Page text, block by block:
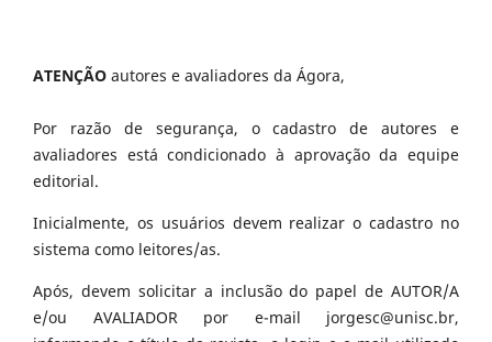
ATENÇÃO autores e avaliadores da Ágora,
Por razão de segurança, o cadastro de autores e
avaliadores está condicionado à aprovação da equipe
editorial.
Inicialmente, os usuários devem realizar o cadastro no
sistema como leitores/as.
Após, devem solicitar a inclusão do papel de AUTOR/A
e/ou AVALIADOR por e-mail jorgesc@unisc.br,